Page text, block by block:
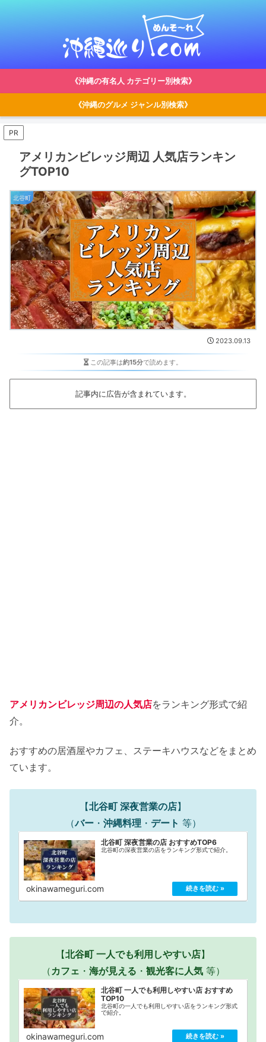
《沖縄の有名人 カテゴリー別検索》
《沖縄のグルメ ジャンル別検索》
PR
アメリカンビレッジ周辺 人気店ランキン
グTOP10
北谷町
2023.09.13
この記事は約15分で読めます。
記事内に広告が含まれています。
アメリカンビレッジ周辺の人気店をランキング形式で紹
介。
おすすめの居酒屋やカフェ、ステーキハウスなどをまとめ
ています。
【北谷町 深夜営業の店】
（バー・ 沖縄料理 ・ デート 等）
北谷町 深夜営業の店 おすすめTOP6
北谷町の深夜営業の店をランキング形式で紹介。
okinawameguri.com
【北谷町 一人でも利用しやすい店】
（ カフェ ・ 海が見える ・ 観光客に人気等）
北谷町 一人でも利用しやすい店 おすすめ
TOP10
北谷町の一人でも利用しやすい店をランキング形式
で紹介。
okinawameguri.com